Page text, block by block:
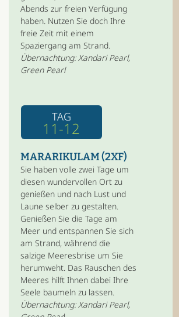
Abends zur freien Verfügung
haben. Nutzen Sie doch Ihre
freie Zeit mit einem
Spaziergang am Strand.
Übernachtung: Xandari Pearl,
Green Pearl
TAG
11-12
MARARIKULAM (2XF)
Sie haben volle zwei Tage um
diesen wundervollen Ort zu
genießen und nach Lust und
Laune selber zu gestalten.
Genießen Sie die Tage am
Meer und entspannen Sie sich
am Strand, während die
salzige Meeresbrise um Sie
herumweht. Das Rauschen des
Meeres hilft Ihnen dabei Ihre
Seele baumeln zu lassen.
Übernachtung: Xandari Pearl,